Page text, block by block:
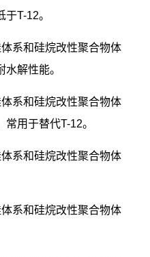
T-12。
系和硅烷改性聚合物体
解性能。
系和硅烷改性聚合物体
用于替代T-12。
系和硅烷改性聚合物体
系和硅烷改性聚合物体